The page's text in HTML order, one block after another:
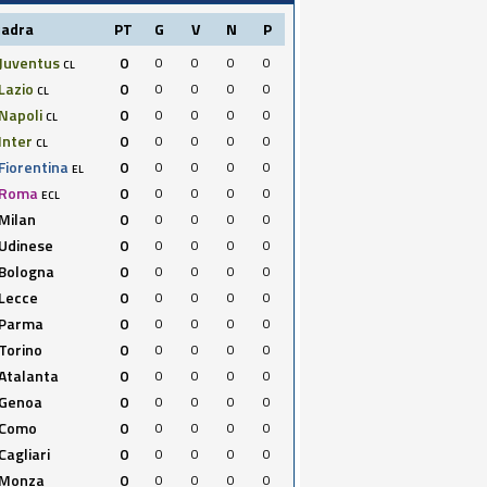
PT G V N P
Juventus CL 0 0 0 0
0
Lazio CL 0 0 0 0
0
Napoli CL 0 0 0 0
0
Inter CL 0 0 0 0
0
Fiorentina EL 0 0 0 0
0
Roma ECL 0 0 0 0
0
Milan 0 0 0 0
0
Udinese 0 0 0 0
0
Bologna 0 0 0 0
0
Lecce 0 0 0 0
0
Parma 0 0 0 0
0
Torino 0 0 0 0
0
0 0 0 0
0
Genoa 0 0 0 0
0
Como 0 0 0 0
0
Cagliari 0 0 0 0
0
Monza 0 0 0 0 0